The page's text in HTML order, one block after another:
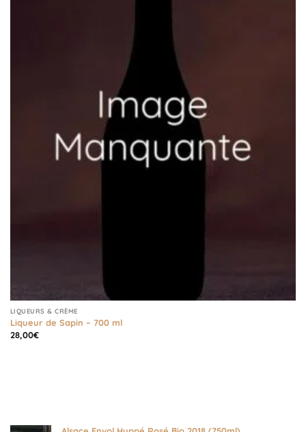
LIQUEURS & CRÈME
Liqueur de Sapin – 700 ml
28,00€